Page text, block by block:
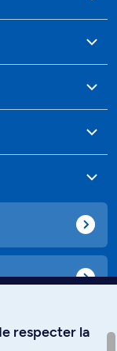
respecter la